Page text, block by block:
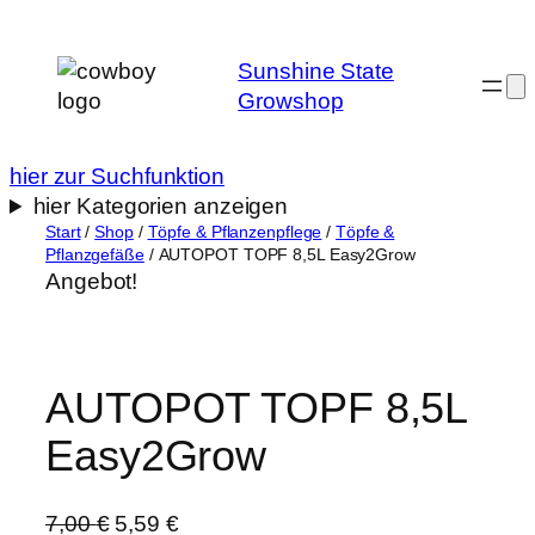
Inhalt
springen
Sunshine State
Growshop
hier zur Suchfunktion
hier Kategorien anzeigen
Start/Shop/ Töpfe & Pflanzenpflege /Töpfe &
Pflanzgefäße/ AUTOPOT TOPF 8,5L Easy2Grow
Angebot!
AUTOPOT TOPF 8,5L
Easy2Grow
7,00€ U
5,59 €A